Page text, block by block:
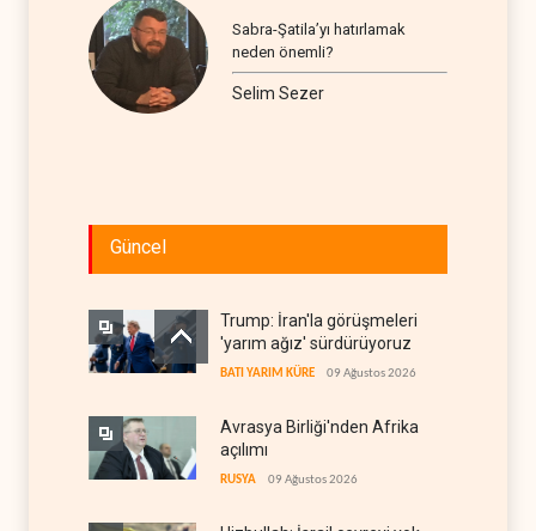
Sabra-Şatila’yı hatırlamak
neden önemli?
Selim Sezer
Güncel
Trump: İran'la görüşmeleri
'yarım ağız' sürdürüyoruz
BATI YARIM KÜRE 09 Ağustos 2026
Avrasya Birliği'nden Afrika
açılımı
RUSYA 09 Ağustos 2026